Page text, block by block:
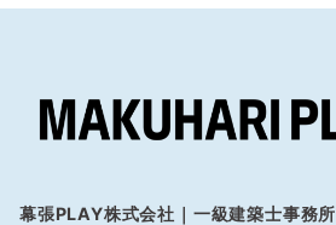
り
幕張PLAY株式会社｜一級建築士事務所